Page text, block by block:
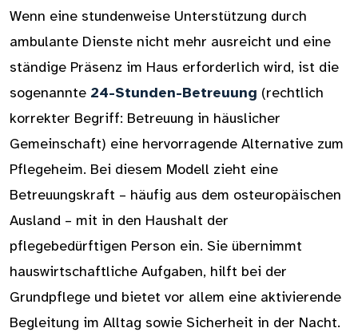
Wenn eine stundenweise Unterstützung durch
ambulante Dienste nicht mehr ausreicht und eine
ständige Präsenz im Haus erforderlich wird, ist die
sogenannte 24-Stunden-Betreuung (rechtlich
korrekter Begriff: Betreuung in häuslicher
Gemeinschaft) eine hervorragende Alternative zum
Pflegeheim. Bei diesem Modell zieht eine
Betreuungskraft – häufig aus dem osteuropäischen
Ausland – mit in den Haushalt der
pflegebedürftigen Person ein. Sie übernimmt
hauswirtschaftliche Aufgaben, hilft bei der
Grundpflege und bietet vor allem eine aktivierende
Begleitung im Alltag sowie Sicherheit in der Nacht.